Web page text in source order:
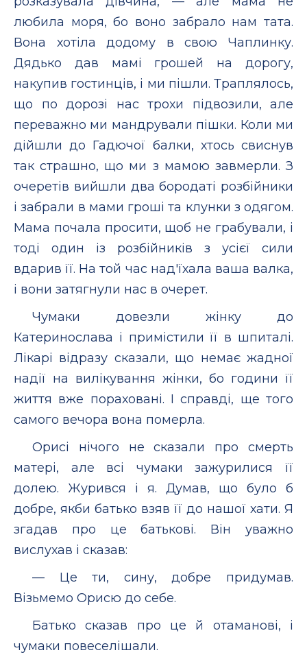
любила моря, бо воно забрало нам тата.
Вона хотіла додому в свою Чаплинку.
Дядько дав мамі грошей на дорогу,
накупив гостинців, і ми пішли. Траплялось,
що по дорозі нас трохи підвозили, але
переважно ми мандрували пішки. Коли ми
дійшли до Гадючої балки, хтось свиснув
так страшно, що ми з мамою завмерли. З
очеретів вийшли два бородаті розбійники
і забрали в мами гроші та клунки з одягом.
Мама почала просити, щоб не грабували, і
тоді один із розбійників з усієї сили
вдарив її. На той час над'їхала ваша валка,
і вони затягнули нас в очерет.
Чумаки довезли жінку до
Катеринослава і примістили її в шпиталі.
Лікарі відразу сказали, що немає жадної
надії на вилікування жінки, бо години її
життя вже пораховані. І справді, ще того
самого вечора вона померла.
Орисі нічого не сказали про смерть
матері, але всі чумаки зажурилися її
долею. Журився і я. Думав, що було б
добре, якби батько взяв її до нашої хати. Я
згадав про це батькові. Він уважно
вислухав і сказав:
— Це ти, сину, добре придумав.
Візьмемо Орисю до себе.
Батько сказав про це й отаманові, і
чумаки повеселішали.